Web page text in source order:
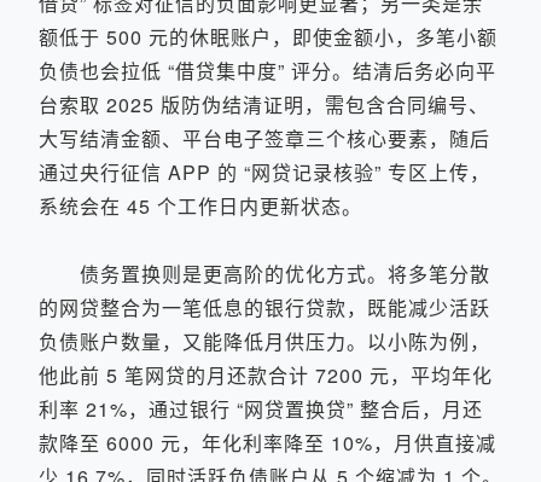
额低于 500 元的休眠账户，即使金额小，多笔小额
负债也会拉低 “借贷集中度” 评分。结清后务必向平
台索取 2025 版防伪结清证明，需包含合同编号、
大写结清金额、平台电子签章三个核心要素，随后
通过央行征信 APP 的 “网贷记录核验” 专区上传，
系统会在 45 个工作日内更新状态。
债务置换则是更高阶的优化方式。将多笔分散
的网贷整合为一笔低息的银行贷款，既能减少活跃
负债账户数量，又能降低月供压力。以小陈为例，
他此前 5 笔网贷的月还款合计 7200 元，平均年化
利率 21%，通过银行 “网贷置换贷” 整合后，月还
款降至 6000 元，年化利率降至 10%，月供直接减